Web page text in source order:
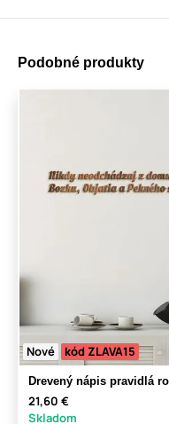
Podobné produkty
Nové kód ZLAVA15
Drevený nápis pravidlá
21,60 €
Skladom